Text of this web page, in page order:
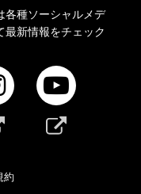
各種ソーシャルメデ
最新情報をチェック
約